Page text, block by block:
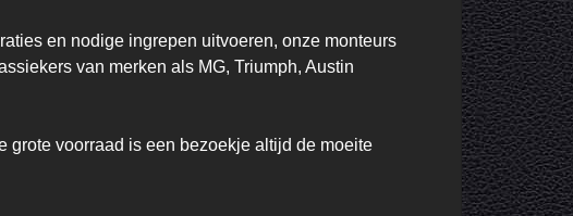
en nodige ingrepen uitvoeren, onze monteurs
van merken als MG, Triumph, Austin
grote voorraad is een bezoekje altijd de moeite